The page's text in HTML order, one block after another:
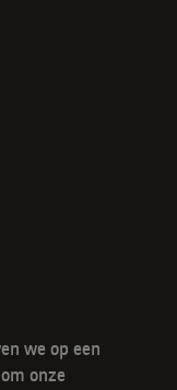
we op een
onze